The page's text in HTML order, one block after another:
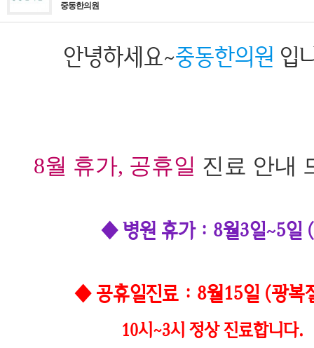
중동한의원
안녕하세요~중동한의원 입
8월 휴가, 공휴일 진료 안내
◆ 병원 휴가 : 8월3일~5일
◆ 공휴일진료 : 8월15일 (광복
10시~3시 정상 진료합니다.